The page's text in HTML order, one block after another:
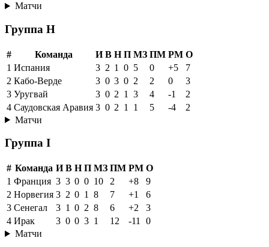
Матчи
Группа H
# Команда И В Н П МЗ ПМ РМ О
1 Испания 3 2 1 0 5 0 +5
7
2 Кабо-Верде 3 0 3 0 2 2 0
3
3 Уругвай 3 0 2 1 3 4 -1
2
4 Саудовская Аравия 3 0 2 1 1 5 -4
2
Матчи
Группа I
# Команда И В Н П МЗ ПМ РМ О
1 Франция 3 3 0 0 10 2 +8
9
2 Норвегия 3 2 0 1 8 7 +1
6
3 Сенегал 3 1 0 2 8 6 +2
3
4 Ирак 3 0 0 3 1 12 -11
0
Матчи